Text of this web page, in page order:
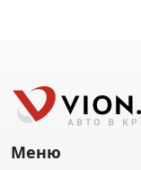
Меню